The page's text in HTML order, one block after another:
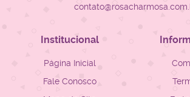
Institucional
Página Inicial
Fale Conosco